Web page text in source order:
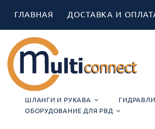
ГЛАВНАЯ ДОСТАВКА И
ШЛАНГИ И РУКАВА
ОБОРУДОВАНИЕ ДЛЯ РВД